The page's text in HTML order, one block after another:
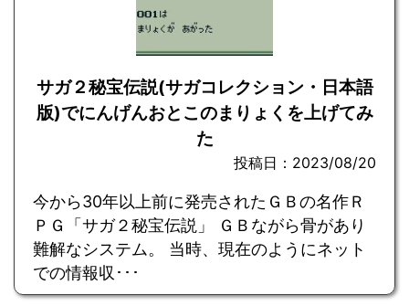
サガ２秘宝伝説(サガコレクション・日本語
版)でにんげんおとこのまりょくを上げてみ
た
投稿日：2023/08/20
今から30年以上前に発売されたＧＢの名作Ｒ
ＰＧ「サガ２秘宝伝説」 ＧＢながら骨があり
難解なシステム。 当時、現在のようにネット
での情報収･･･